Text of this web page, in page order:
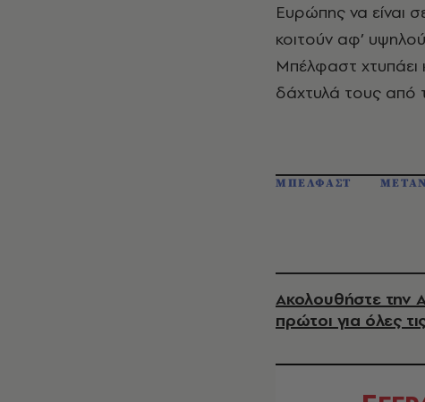
Ευρώπης να είναι
κοιτούν αφ’
Μπέλφαστ χτυπάει
δάχτυλά τους από
ΜΠΕΛΦΑΣΤ
Ακολουθήστε την
πρώτοι για όλες